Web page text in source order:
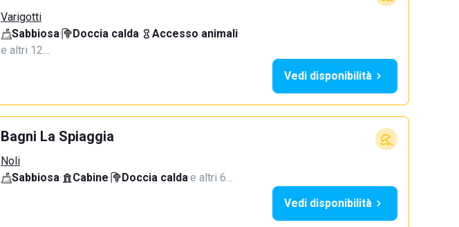
Varigotti
Sabbiosa· Doccia calda· Accesso animali·
e altri 12…
Vedi disponibilità
Bagni La Spiaggia
Noli
Sabbiosa· Cabine· Doccia calda·e altri 6…
Vedi disponibilità